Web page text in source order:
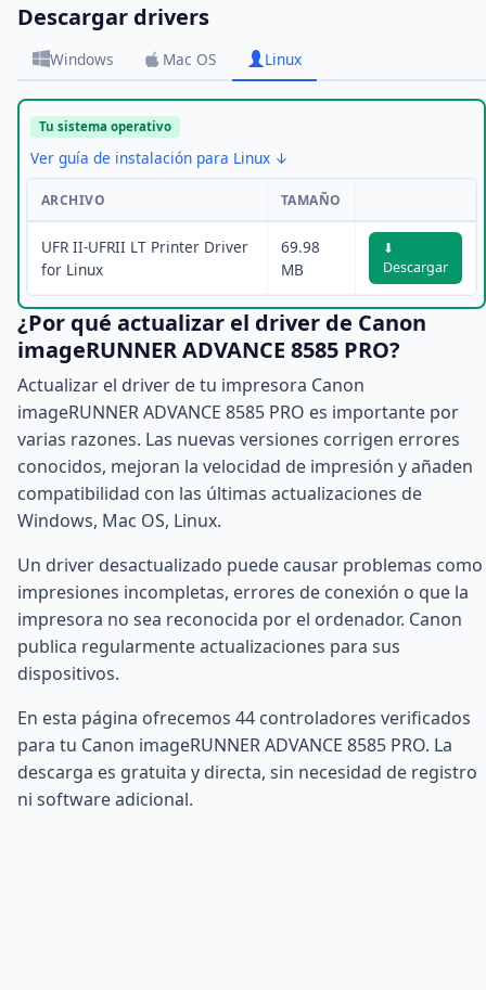
Descargar drivers
Windows Mac OS Linux
Tu sistema operativo
Ver guía de instalación para Linux ↓
ARCHIVO TAMAÑO
UFR II-UFRII LT Printer Driver
for Linux
69.98
MB
⬇
Descargar
¿Por qué actualizar el driver de Canon
imageRUNNER ADVANCE 8585 PRO?
Actualizar el driver de tu impresora Canon
imageRUNNER ADVANCE 8585 PRO es importante por
varias razones. Las nuevas versiones corrigen errores
conocidos, mejoran la velocidad de impresión y añaden
compatibilidad con las últimas actualizaciones de
Windows, Mac OS, Linux.
Un driver desactualizado puede causar problemas como
impresiones incompletas, errores de conexión o que la
impresora no sea reconocida por el ordenador. Canon
publica regularmente actualizaciones para sus
dispositivos.
En esta página ofrecemos 44 controladores verificados
para tu Canon imageRUNNER ADVANCE 8585 PRO. La
descarga es gratuita y directa, sin necesidad de registro
ni software adicional.